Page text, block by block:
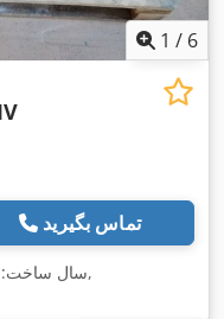
1 / 6
تماس بگیرید
سال ساخت:,